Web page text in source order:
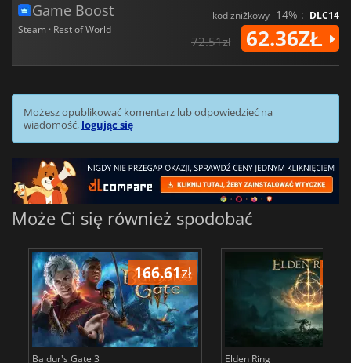
Game Boost
Steam · Rest of World
kod zniżkowy-14% : DLC14
72.51zł 62.36ZŁ
Możesz opublikować komentarz lub odpowiedzieć na
wiadomość, logując się
Może Ci się również spodobać
166.61zł
Baldur's Gate 3 Elden Ring